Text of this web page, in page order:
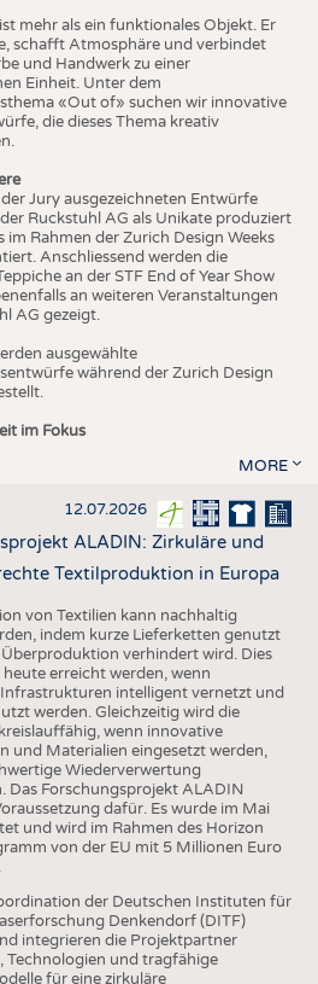
mehr als ein funktionales Objekt. Er
schafft Atmosphäre und verbindet
und Handwerk zu einer
Einheit. Unter dem
«Out of» suchen wir innovative
die dieses Thema kreativ
Jury ausgezeichneten Entwürfe
Ruckstuhl AG als Unikate produziert
im Rahmen der Zurich Design Weeks
Anschliessend werden die
an der STF End of Year Show
an weiteren Veranstaltungen
AG gezeigt.
ausgewählte
während der Zurich Design
im Fokus
MORE
12.07.2026
ALADIN: Zirkuläre und
Textilproduktion in Europa
von Textilien kann nachhaltig
indem kurze Lieferketten genutzt
verhindert wird. Dies
erreicht werden, wenn
intelligent vernetzt und
werden. Gleichzeitig wird die
wenn innovative
und Materialien eingesetzt werden,
Wiederverwertung
Das Forschungsprojekt ALADIN
dafür. Es wurde im Mai
und wird im Rahmen des Horizon
von der EU mit 5 Millionen Euro
der Deutschen Instituten für
Denkendorf (DITF)
integrieren die Projektpartner
Technologien und tragfähige
für eine zirkuläre